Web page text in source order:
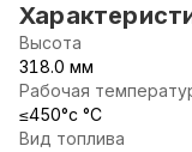
Высота
318.0 мм
Рабочая
≤450°c °С
Вид топлива